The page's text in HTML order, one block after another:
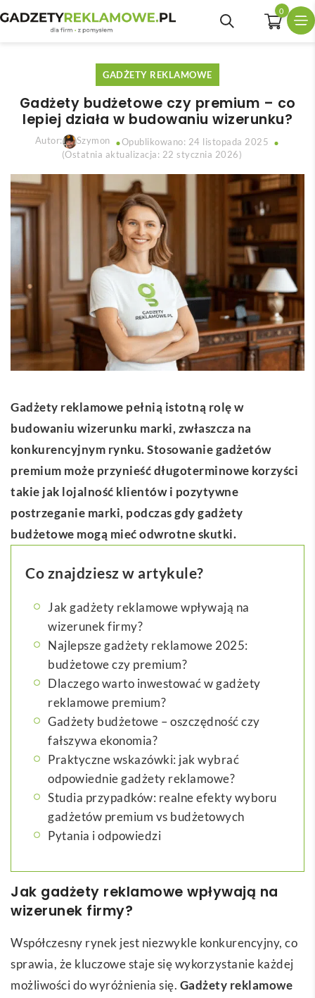
0
GADŻETY REKLAMOWE
Gadżety budżetowe czy premium – co
lepiej działa w budowaniu wizerunku?
Autor: Szymon
Opublikowano: 24 listopada 2025
(Ostatnia aktualizacja: 22 stycznia 2026)
Gadżety reklamowe pełnią istotną rolę w
budowaniu wizerunku marki, zwłaszcza na
konkurencyjnym rynku. Stosowanie gadżetów
premium może przynieść długoterminowe korzyści
takie jak lojalność klientów i pozytywne
postrzeganie marki, podczas gdy gadżety
budżetowe mogą mieć odwrotne skutki.
Co znajdziesz w artykule?
Jak gadżety reklamowe wpływają na
wizerunek firmy?
Najlepsze gadżety reklamowe 2025:
budżetowe czy premium?
Dlaczego warto inwestować w gadżety
reklamowe premium?
Gadżety budżetowe – oszczędność czy
fałszywa ekonomia?
Praktyczne wskazówki: jak wybrać
odpowiednie gadżety reklamowe?
Studia przypadków: realne efekty wyboru
gadżetów premium vs budżetowych
Pytania i odpowiedzi
Jak gadżety reklamowe wpływają na
wizerunek firmy?
Współczesny rynek jest niezwykle konkurencyjny, co
sprawia, że kluczowe staje się wykorzystanie każdej
możliwości do wyróżnienia się. Gadżety reklamowe